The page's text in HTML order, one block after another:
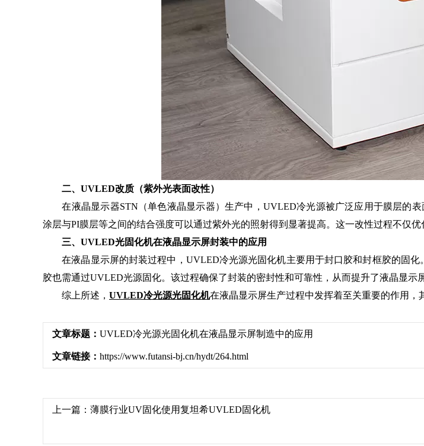
二、UVLED改质（紫外光表面改性）
在液晶显示器STN（单色液晶显示器）生产中，UVLED冷光源被广泛应用于膜层的表
涂层与PI膜层等之间的结合强度可以通过紫外光的照射得到显著提高。这一改性过程不仅
三、UVLED光固化机在液晶显示屏封装中的应用
在液晶显示屏的封装过程中，UVLED冷光源光固化机主要用于封口胶和封框胶的固化
胶也需通过UVLED光源固化。该过程确保了封装的密封性和可靠性，从而提升了液晶显示
综上所述， UVLED冷光源光固化机在液晶显示屏生产过程中发挥着至关重要的作用，
文章标题： UVLED冷光源光固化机在液晶显示屏制造中的应用
文章链接： https://www.futansi-bj.cn/hydt/264.html
上一篇： 薄膜行业UV固化使用复坦希UVLED固化机